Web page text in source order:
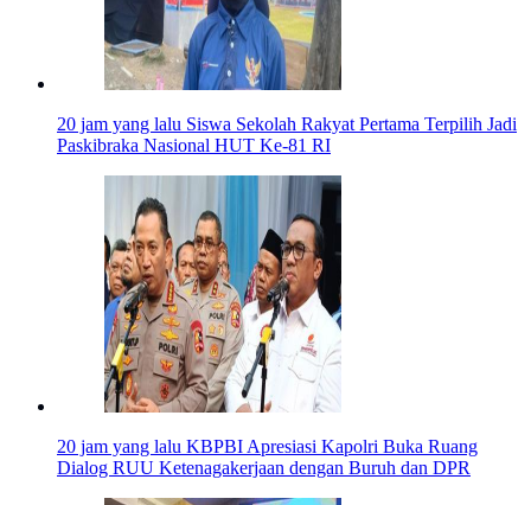
20 jam yang lalu Siswa Sekolah Rakyat Pertama Terpilih Jadi
Paskibraka Nasional HUT Ke-81 RI
20 jam yang lalu KBPBI Apresiasi Kapolri Buka Ruang
Dialog RUU Ketenagakerjaan dengan Buruh dan DPR